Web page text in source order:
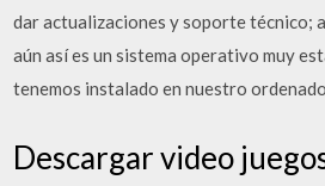
dar actualizaciones y soporte técnico;
aún así es un sistema operativo muy
tenemos instalado en nuestro
Descargar video